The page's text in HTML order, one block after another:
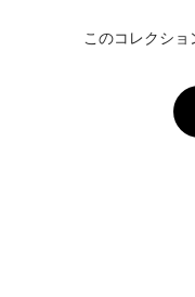
このコレクショ